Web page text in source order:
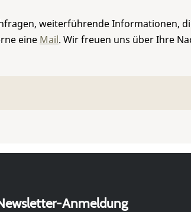
weiterführende Informationen,
eine Mail. Wir freuen uns über Ihre
Anmeldung